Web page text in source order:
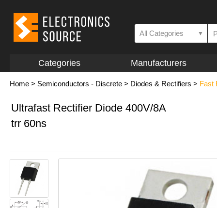
All Categories ▼
Categories Manufacturers
Home > Semiconductors - Discrete > Diodes & Rectifiers > Fast
Ultrafast Rectifier Diode 400V/8A
trr 60ns